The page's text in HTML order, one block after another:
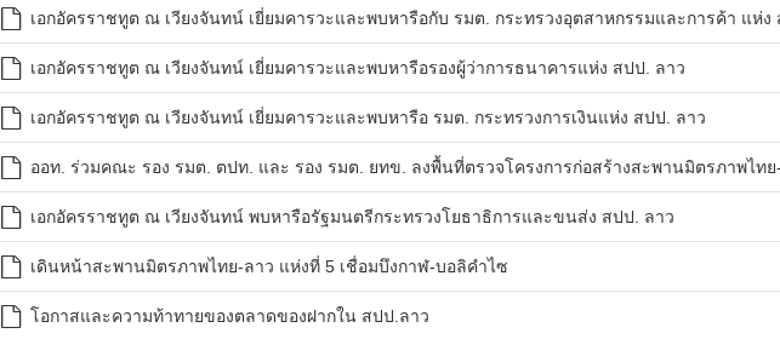
เอกอัครราชทูต ณ เวียงจันทน์ เยี่ยมคารวะและพบหารือกับ รมต. กระทรวงอุตสาหกรรมและการค้า แห่ง
เอกอัครราชทูต ณ เวียงจันทน์ เยี่ยมคารวะและพบหารือรองผู้ว่าการธนาคารแห่ง สปป. ลาว
เอกอัครราชทูต ณ เวียงจันทน์ เยี่ยมคารวะและพบหารือ รมต. กระทรวงการเงินแห่ง สปป. ลาว
ออท. ร่วมคณะ รอง รมต. ตปท. และ รอง รมต. ยทข. ลงพื้นที่ตรวจโครงการก่อสร้างสะพานมิตรภาพไท
ลิคำไซ)
เอกอัครราชทูต ณ เวียงจันทน์ พบหารือรัฐมนตรีกระทรวงโยธาธิการและขนส่ง สปป. ลาว
เดินหน้าสะพานมิตรภาพไทย-ลาว แห่งที่ 5 เชื่อมบึงกาฬ-บอลิคำไซ
โอกาสและความท้าทายของตลาดของฝากใน สปป.ลาว